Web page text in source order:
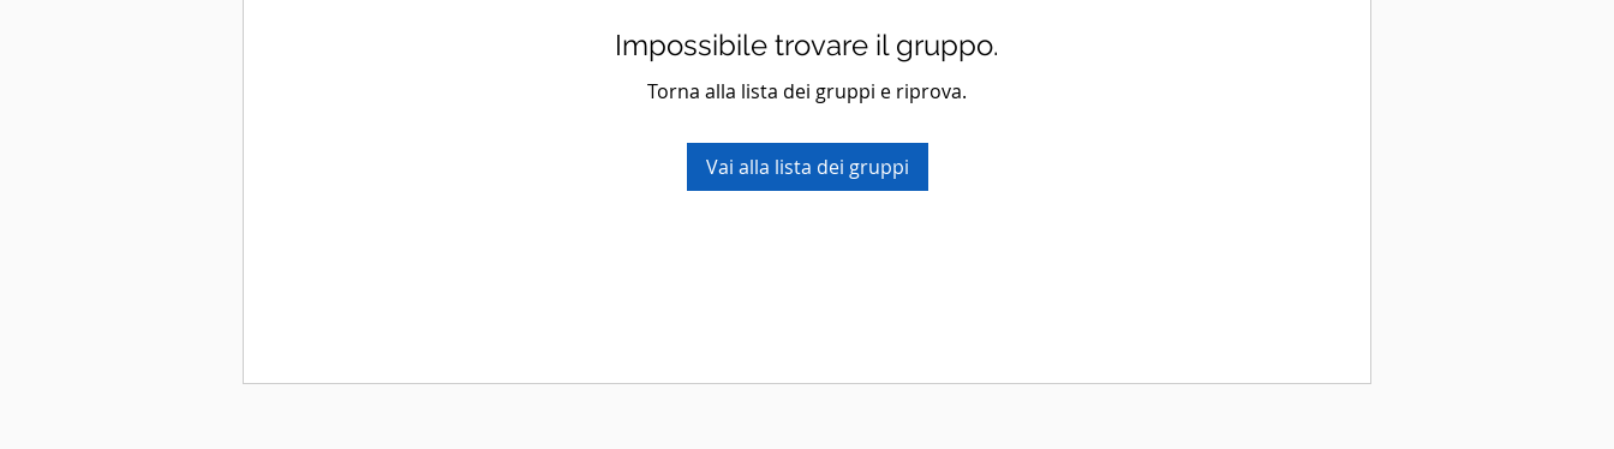
Impossibile trovare il gruppo.
Torna alla lista dei gruppi e riprova.
Vai alla lista dei gruppi